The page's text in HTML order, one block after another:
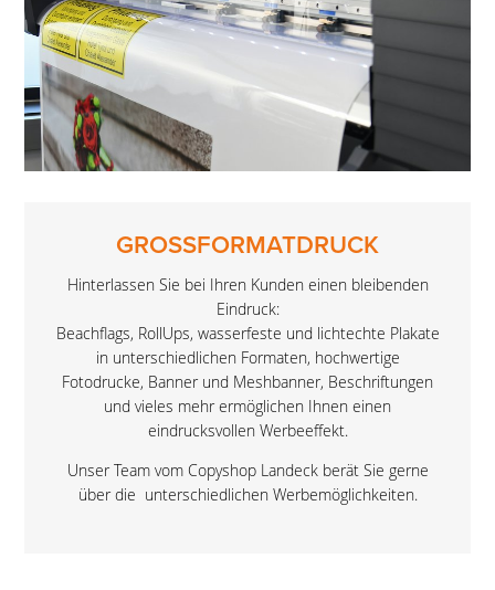
GROSSFORMATDRUCK
Hinterlassen Sie bei Ihren Kunden einen bleibenden
Eindruck:
Beachflags, RollUps, wasserfeste und lichtechte Plakate
in unterschiedlichen Formaten, hochwertige
Fotodrucke, Banner und Meshbanner, Beschriftungen
und vieles mehr ermöglichen Ihnen einen
eindrucksvollen Werbeeffekt.
Unser Team vom Copyshop Landeck berät Sie gerne
über die unterschiedlichen Werbemöglichkeiten.